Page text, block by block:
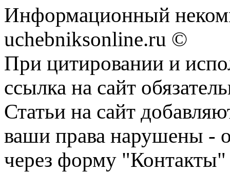
Информационный
uchebniksonline.ru ©
При цитировании и
ссылка на сайт
Статьи на сайт
ваши права нарушены -
через форму "Контакты"